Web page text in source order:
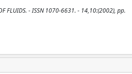
FLUIDS. - ISSN 1070-6631. - 14,10:(2002), pp.